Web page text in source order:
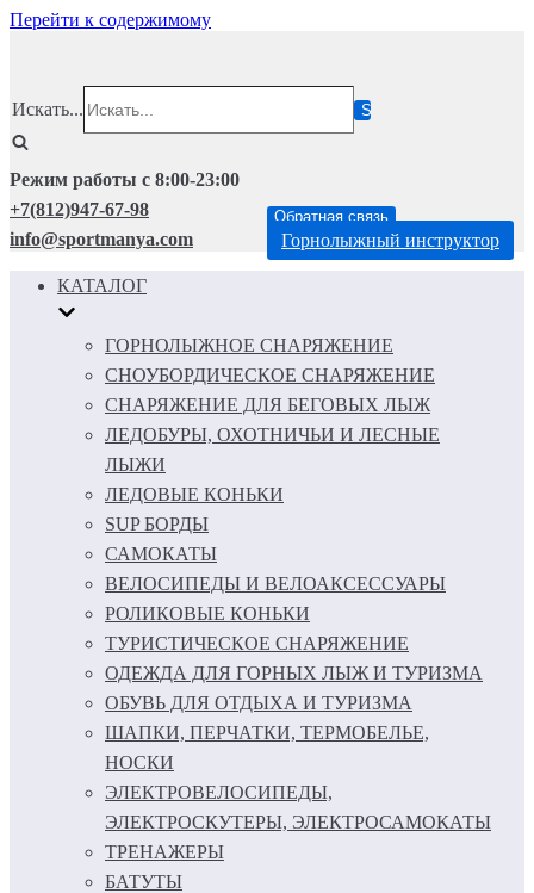
Перейти к содержимому
Искать...
Режим работы с 8:00-23:00
+7(812)947-67-98
info@sportmanya.com
Обратная связь
Горнолыжный инструктор
КАТАЛОГ
ГОРНОЛЫЖНОЕ СНАРЯЖЕНИЕ
СНОУБОРДИЧЕСКОЕ СНАРЯЖЕНИЕ
СНАРЯЖЕНИЕ ДЛЯ БЕГОВЫХ ЛЫЖ
ЛЕДОБУРЫ, ОХОТНИЧЬИ И ЛЕСНЫЕ
ЛЫЖИ
ЛЕДОВЫЕ КОНЬКИ
SUP БОРДЫ
САМОКАТЫ
ВЕЛОСИПЕДЫ И ВЕЛОАКСЕССУАРЫ
РОЛИКОВЫЕ КОНЬКИ
ТУРИСТИЧЕСКОЕ СНАРЯЖЕНИЕ
ОДЕЖДА ДЛЯ ГОРНЫХ ЛЫЖ И ТУРИЗМА
ОБУВЬ ДЛЯ ОТДЫХА И ТУРИЗМА
ШАПКИ, ПЕРЧАТКИ, ТЕРМОБЕЛЬЕ,
НОСКИ
ЭЛЕКТРОВЕЛОСИПЕДЫ,
ЭЛЕКТРОСКУТЕРЫ, ЭЛЕКТРОСАМОКАТЫ
ТРЕНАЖЕРЫ
БАТУТЫ